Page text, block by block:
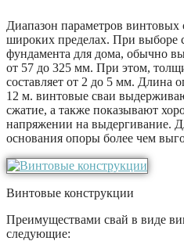
Диапазон параметров винтовых
широких пределах. При выборе
фундамента для дома, обычно
от 57 до 325 мм. При этом,
составляет от 2 до 5 мм. Длина
12 м. винтовые сваи
сжатие, а также показывают
напряжении на выдергивание.
основания опоры более чем
Винтовые конструкции
Преимуществами свай в виде
следующие: